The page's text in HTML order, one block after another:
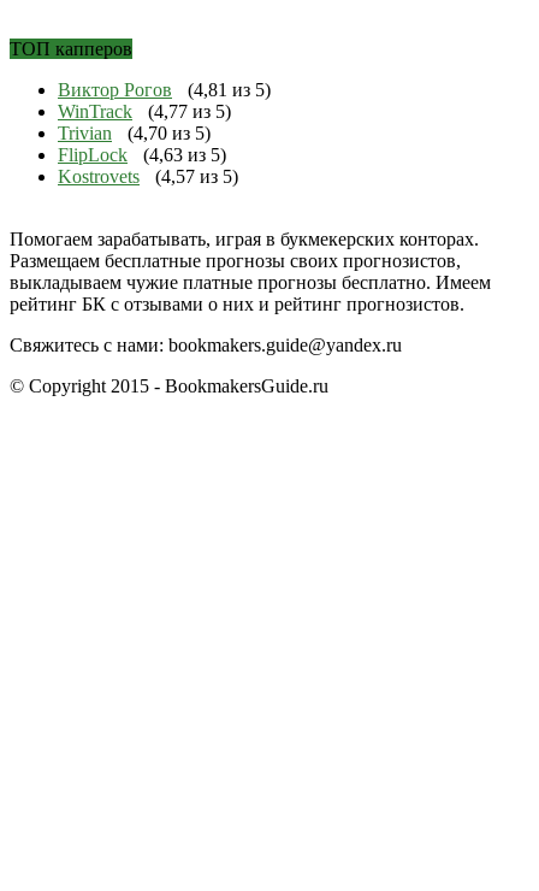
ТОП капперов
Виктор Рогов
(4,81 из 5)
WinTrack
(4,77 из 5)
Trivian
(4,70 из 5)
FlipLock
(4,63 из 5)
Kostrovets
(4,57 из 5)
Помогаем зарабатывать, играя в букмекерских конторах.
Размещаем бесплатные прогнозы своих прогнозистов,
выкладываем чужие платные прогнозы бесплатно. Имеем
рейтинг БК с отзывами о них и рейтинг прогнозистов.
Свяжитесь с нами: bookmakers.guide@yandex.ru
© Copyright 2015 - BookmakersGuide.ru